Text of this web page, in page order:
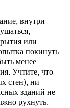
внутри
или
покинуть
менее
Учтите, что
стен), ни
зданий не
рухнуть.